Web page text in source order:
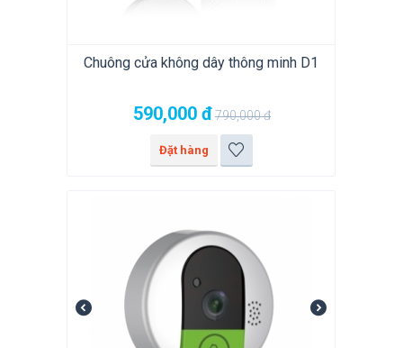
Chuông cửa không dây thông minh D1
590,000 đ790,000đ
Đặt hàng